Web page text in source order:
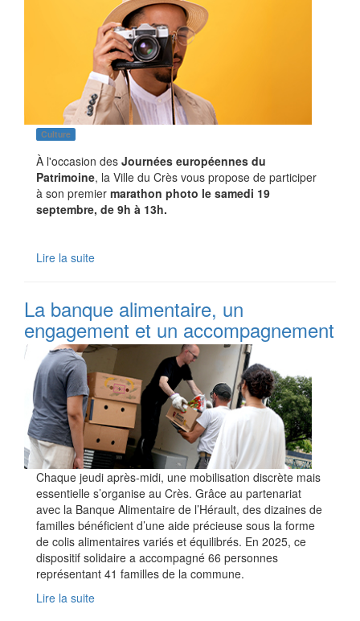
Culture
À l'occasion des Journées européennes du
Patrimoine, la Ville du Crès vous propose de participer
à son premier marathon photo le samedi 19
septembre, de 9h à 13h.
Lire la suite
La banque alimentaire, un
engagement et un accompagnement
Chaque jeudi après-midi, une mobilisation discrète mais
essentielle s’organise au Crès. Grâce au partenariat
avec la Banque Alimentaire de l’Hérault, des dizaines de
familles bénéficient d’une aide précieuse sous la forme
de colis alimentaires variés et équilibrés. En 2025, ce
dispositif solidaire a accompagné 66 personnes
représentant 41 familles de la commune.
Lire la suite